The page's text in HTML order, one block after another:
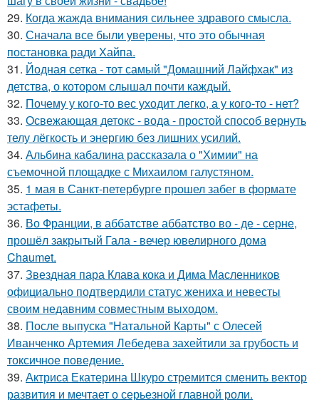
29. Когда жажда внимания сильнее здравого смысла.
30. Сначала все были уверены, что это обычная
постановка ради Хайпа.
31. Йодная сетка - тот самый "Домашний Лайфхак" из
детства, о котором слышал почти каждый.
32. Почему у кого-то вес уходит легко, а у кого-то - нет?
33. Освежающая детокс - вода - простой способ вернуть
телу лёгкость и энергию без лишних усилий.
34. Альбина кабалина рассказала о "Химии" на
съемочной площадке с Михаилом галустяном.
35. 1 мая в Санкт-петербурге прошел забег в формате
эстафеты.
36. Во Франции, в аббатстве аббатство во - де - серне,
прошёл закрытый Гала - вечер ювелирного дома
Chaumet.
37. Звездная пара Клава кока и Дима Масленников
официально подтвердили статус жениха и невесты
своим недавним совместным выходом.
38. После выпуска "Натальной Карты" с Олесей
Иванченко Артемия Лебедева захейтили за грубость и
токсичное поведение.
39. Актриса Екатерина Шкуро стремится сменить вектор
развития и мечтает о серьезной главной роли.